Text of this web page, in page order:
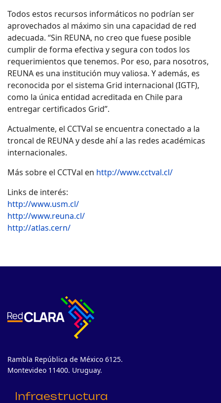
Todos estos recursos informáticos no podrían ser
aprovechados al máximo sin una capacidad de red
adecuada. “Sin REUNA, no creo que fuese posible
cumplir de forma efectiva y segura con todos los
requerimientos que tenemos. Por eso, para nosotros,
REUNA es una institución muy valiosa. Y además, es
reconocida por el sistema Grid internacional (IGTF),
como la única entidad acreditada en Chile para
entregar certificados Grid”.
Actualmente, el CCTVal se encuentra conectado a la
troncal de REUNA y desde ahí a las redes académicas
internacionales.
Más sobre el CCTVal en http://www.cctval.cl/
Links de interés:
http://www.usm.cl/
http://www.reuna.cl/
http://atlas.cern/
Rambla República de México 6125.
Montevideo 11400. Uruguay.
Infraestructura